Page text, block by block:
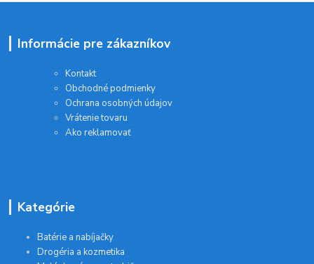
Informácie pre zákazníkov
Kontakt
Obchodné podmienky
Ochrana osobných údajov
Vrátenie tovaru
Ako reklamovať
Kategórie
Batérie a nabíjačky
Drogéria a kozmetika